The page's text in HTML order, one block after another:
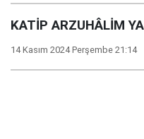
KATİP ARZUHÂLİM
14 Kasım 2024 Perşembe 21:14